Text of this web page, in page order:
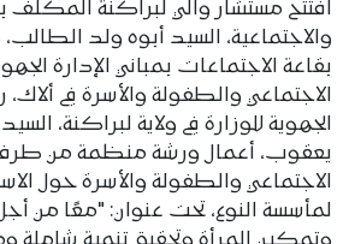
افتتح مستشار والي لبراكنة المكلف
والاجتماعية، السيد أبوه ولد
بقاعة الاجتماعات بمباني الإدارة
الاجتماعي والطفولة والأسرة في ألاك،
الجهوية للوزارة في ولاية لبراكنة،
يعقوب، أعمال ورشة منظمة من طرف
الاجتماعي والطفولة والأسرة حول
لمأسسة النوع، تحت عنوان: "معًا من